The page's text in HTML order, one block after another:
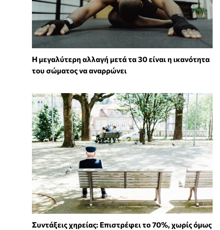
Η μεγαλύτερη αλλαγή μετά τα 30 είναι η ικανότητα
του σώματος να αναρρώνει
Συντάξεις χηρείας: Επιστρέφει το 70%, χωρίς όμως